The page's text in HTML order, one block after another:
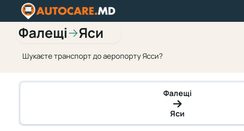
Фалещі→Яси
Шукаєте транспорт до аеропорту Ясси?
Фалещі
Яси